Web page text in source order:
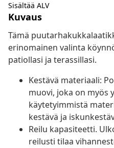
Sisältää ALV
Kuvaus
Tämä
erinomainen valinta
patiollasi ja terassillasi.
Kestävä materiaali:
muovi, joka on myös
käytetyimmistä
kestävä ja
Reilu kapasiteetti.
reilusti tilaa